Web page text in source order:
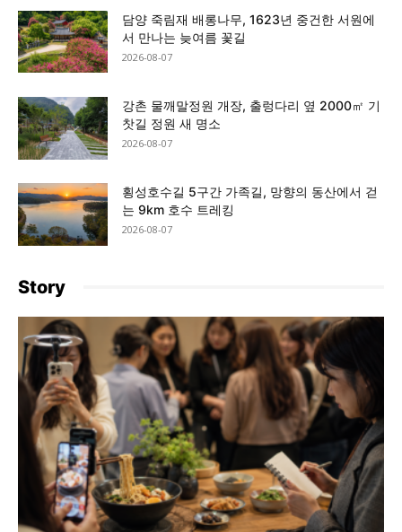
담양 죽림재 배롱나무, 1623년 중건한 서원에
서 만나는 늦여름 꽃길
2026-08-07
강촌 물깨말정원 개장, 출렁다리 옆 2000㎡ 기
찻길 정원 새 명소
2026-08-07
횡성호수길 5구간 가족길, 망향의 동산에서 걷
는 9km 호수 트레킹
2026-08-07
Story